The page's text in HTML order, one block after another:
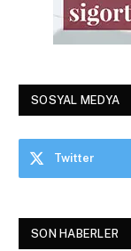
SOSYAL MEDYA
Twitter
SON HABERLER